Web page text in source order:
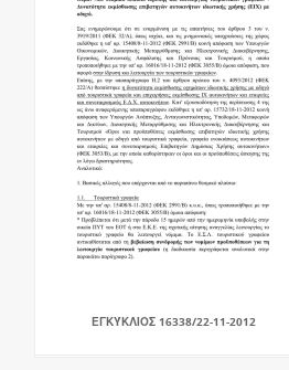
ΕΓΚΎΚΛΙΟΣ 16338/22-11-2012